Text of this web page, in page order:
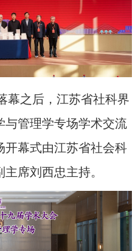
幕之后，江苏省社科界
与管理学专场学术交流
开幕式由江苏省社会科
席刘西忠主持。